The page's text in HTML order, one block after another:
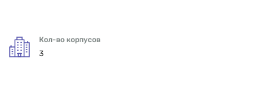
Кол-во корпусов
3